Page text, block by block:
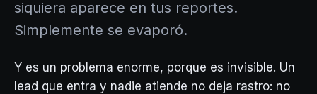
siquiera aparece en tus reportes.
Simplemente se evaporó.
Y es un problema enorme, porque es invisible. Un
lead que entra y nadie atiende no deja rastro: no